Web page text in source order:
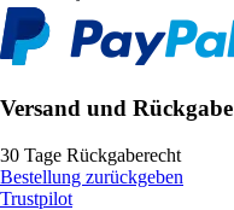
Versand und Rückgabe
30 Tage Rückgaberecht
Bestellung zurückgeben
Trustpilot